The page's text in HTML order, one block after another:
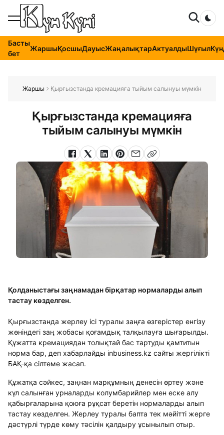
Басты
бет
ЖаршыҚосшыДауысЖаңалықтарАктуалдыШұғыл
Жаршы Қырғызстанда кремацияға тыйым салынуы мүмкін
Қырғызстанда кремацияға
тыйым салынуы мүмкін
Қолданыстағы заңнамадан бірқатар нормаларды алып
тастау көзделген.
Қырғызстанда жерлеу ісі туралы заңға өзгерістер енгізу
жөніндегі заң жобасы қоғамдық талқылауға шығарылды.
Құжатта кремациядан толықтай бас тартуды қамтитын
норма бар, деп хабарлайды inbusiness.kz сайты жергілікті
БАҚ-қа сілтеме жасап.
Құжатқа сәйкес, заңнан марқұмның денесін өртеу және
күл салынған урналарды колумбарийлер мен еске алу
қабырғаларына қоюға рұқсат беретін нормаларды алып
тастау көзделген. Жерлеу туралы бапта тек мәйітті жерге
дәстүрлі түрде көму тәсілін қалдыру ұсынылып отыр.